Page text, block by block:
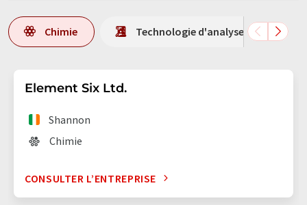
Chimie Technologie d'analyse en
Element Six Ltd.
Shannon
Chimie
CONSULTER L’ENTREPRISE